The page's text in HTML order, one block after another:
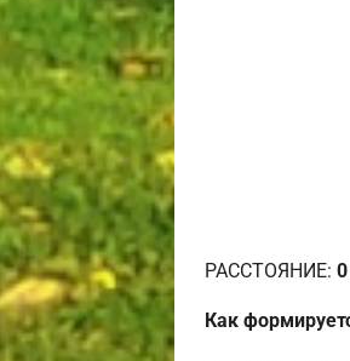
РАССТОЯНИЕ: 0
Как